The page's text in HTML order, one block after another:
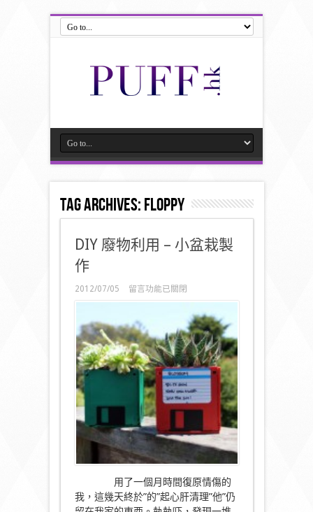
Tag Archives:floppy
DIY 廢物利用 – 小盆栽製
作
2012/07/05
在
〈DIY
物
利
用
–
小
作〉
中
留言功能已關閉
用了一個月時間復原情傷的
我，這幾天終於”的”起心肝清理”他”仍